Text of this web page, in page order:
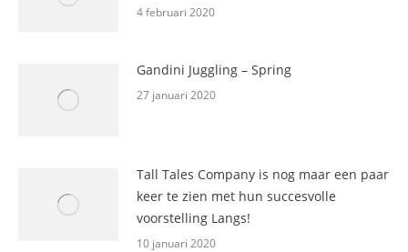
4 februari 2020
Gandini Juggling – Spring
27 januari 2020
Tall Tales Company is nog maar een paar
keer te zien met hun succesvolle
voorstelling Langs!
10 januari 2020